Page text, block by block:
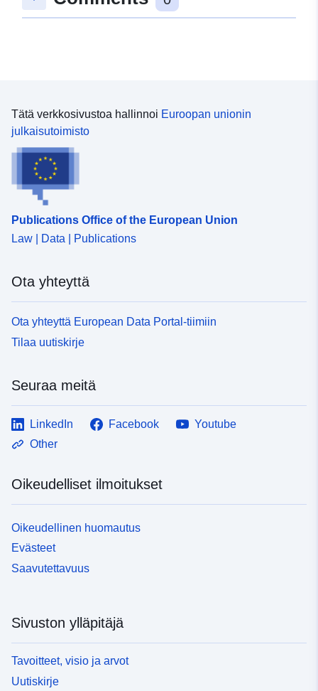
49.3173171 ], [ 8.8230064,
Spatiaalinen
resurssi:
Vastaa:
uriRef:
Tätä verkkosivustoa hallinnoi Euroopan unionin
julkaisutoimisto
Publications Office of the European Union
Law | Data | Publications
Ota yhteyttä
Ota yhteyttä European Data Portal-tiimiin
Tilaa uutiskirje
Seuraa meitä
LinkedIn Facebook
Youtube
Other
Oikeudelliset ilmoitukset
Oikeudellinen huomautus
Evästeet
Saavutettavuus
Sivuston ylläpitäjä
Tavoitteet, visio ja arvot
Uutiskirje